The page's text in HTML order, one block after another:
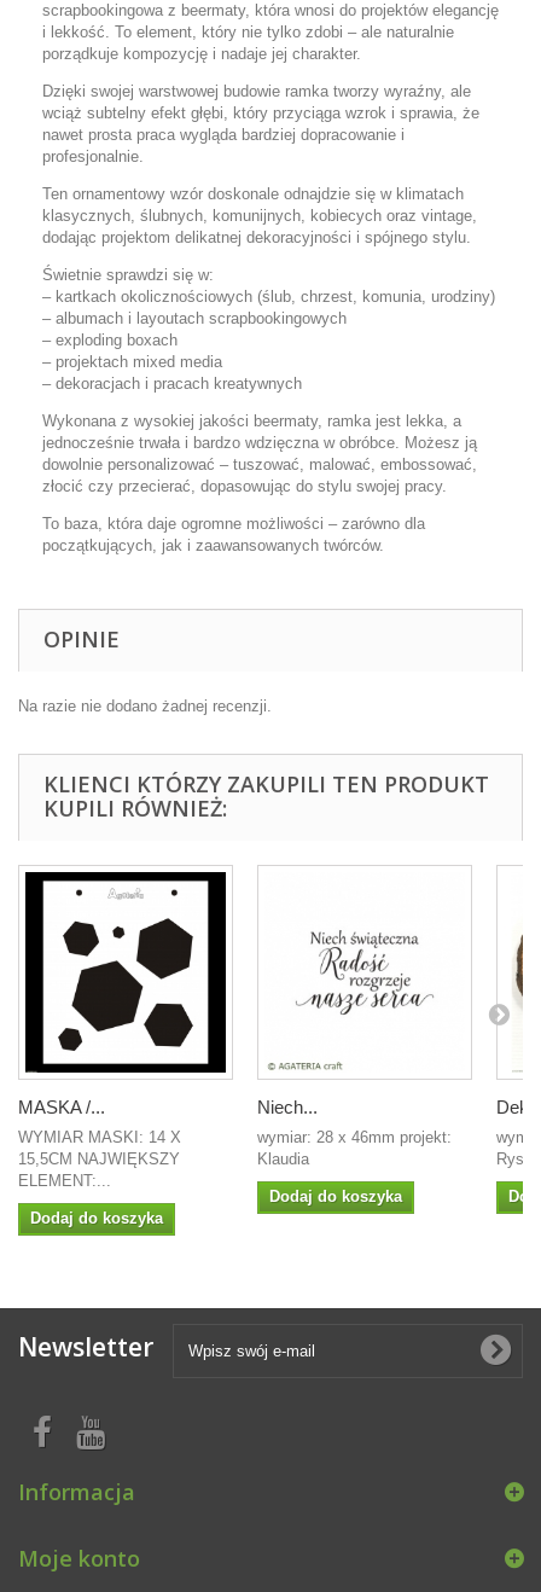
scrapbookingowa z beermaty, która wnosi do projektów elegancję
i lekkość. To element, który nie tylko zdobi – ale naturalnie
porządkuje kompozycję i nadaje jej charakter.
Dzięki swojej warstwowej budowie ramka tworzy wyraźny, ale
wciąż subtelny efekt głębi, który przyciąga wzrok i sprawia, że
nawet prosta praca wygląda bardziej dopracowanie i
profesjonalnie.
Ten ornamentowy wzór doskonale odnajdzie się w klimatach
klasycznych, ślubnych, komunijnych, kobiecych oraz vintage,
dodając projektom delikatnej dekoracyjności i spójnego stylu.
Świetnie sprawdzi się w:
– kartkach okolicznościowych (ślub, chrzest, komunia, urodziny)
– albumach i layoutach scrapbookingowych
– exploding boxach
– projektach mixed media
– dekoracjach i pracach kreatywnych
Wykonana z wysokiej jakości beermaty, ramka jest lekka, a
jednocześnie trwała i bardzo wdzięczna w obróbce. Możesz ją
dowolnie personalizować – tuszować, malować, embossować,
złocić czy przecierać, dopasowując do stylu swojej pracy.
To baza, która daje ogromne możliwości – zarówno dla
początkujących, jak i zaawansowanych twórców.
OPINIE
Na razie nie dodano żadnej recenzji.
KLIENCI KTÓRZY ZAKUPILI TEN PRODUKT
KUPILI RÓWNIEŻ:
MASKA /...
WYMIAR MASKI: 14 X
15,5CM NAJWIĘKSZY
ELEMENT:...
Dodaj do koszyka
Niech...
wymiar: 28 x 46mm projekt:
Klaudia
Dodaj do koszyka
Rysa
Newsletter
Informacja
Moje konto